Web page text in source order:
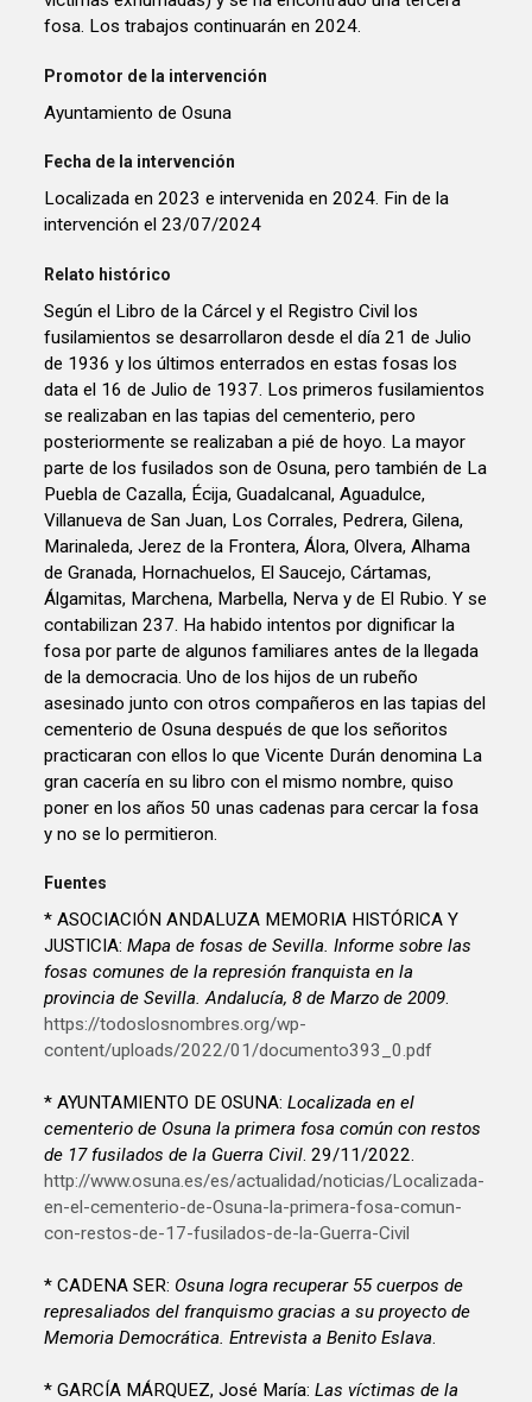
fosa. Los trabajos continuarán en 2024.
Promotor de la intervención
Ayuntamiento de Osuna
Fecha de la intervención
Localizada en 2023 e intervenida en 2024. Fin de la
intervención el 23/07/2024
Relato histórico
Según el Libro de la Cárcel y el Registro Civil los
fusilamientos se desarrollaron desde el día 21 de Julio
de 1936 y los últimos enterrados en estas fosas los
data el 16 de Julio de 1937. Los primeros fusilamientos
se realizaban en las tapias del cementerio, pero
posteriormente se realizaban a pié de hoyo. La mayor
parte de los fusilados son de Osuna, pero también de La
Puebla de Cazalla, Écija, Guadalcanal, Aguadulce,
Villanueva de San Juan, Los Corrales, Pedrera, Gilena,
Marinaleda, Jerez de la Frontera, Álora, Olvera, Alhama
de Granada, Hornachuelos, El Saucejo, Cártamas,
Álgamitas, Marchena, Marbella, Nerva y de El Rubio. Y se
contabilizan 237. Ha habido intentos por dignificar la
fosa por parte de algunos familiares antes de la llegada
de la democracia. Uno de los hijos de un rubeño
asesinado junto con otros compañeros en las tapias del
cementerio de Osuna después de que los señoritos
practicaran con ellos lo que Vicente Durán denomina La
gran cacería en su libro con el mismo nombre, quiso
poner en los años 50 unas cadenas para cercar la fosa
y no se lo permitieron.
Fuentes
* ASOCIACIÓN ANDALUZA MEMORIA HISTÓRICA Y
JUSTICIA:Mapa de fosas de Sevilla. Informe sobre las
fosas comunes de la represión franquista en la
provincia de Sevilla. Andalucía, 8 de Marzo de 2009.
https://todoslosnombres.org/wp-
content/uploads/2022/01/documento393_0.pdf
* AYUNTAMIENTO DE OSUNA:Localizada en el
cementerio de Osuna la primera fosa común con restos
de 17 fusilados de la Guerra Civil. 29/11/2022.
http://www.osuna.es/es/actualidad/noticias/Localizada-
en-el-cementerio-de-Osuna-la-primera-fosa-comun-
con-restos-de-17-fusilados-de-la-Guerra-Civil
* CADENA SER: Osuna logra recuperar 55 cuerpos de
represaliados del franquismo gracias a su proyecto de
Memoria Democrática. Entrevista a Benito Eslava.
* GARCÍA MÁRQUEZ, José María:Las víctimas de la